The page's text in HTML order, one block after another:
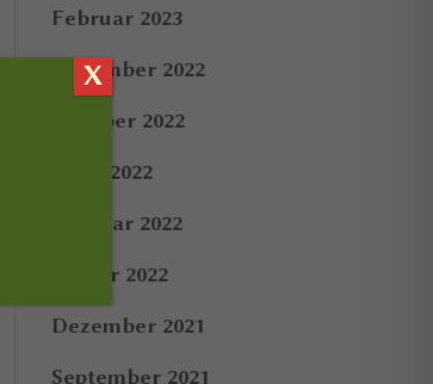
Februar 2023
Dezember 2022
Oktober 2022
März 2022
Februar 2022
Januar 2022
Dezember 2021
September 2021
X